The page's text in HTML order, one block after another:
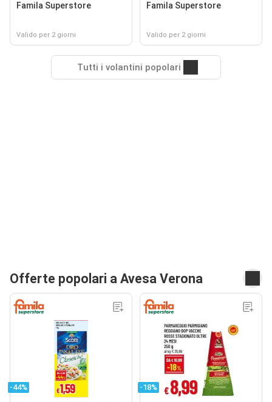
Famila Superstore
Valido per 2 giorni
Famila Superstore
Valido per 2 giorni
Tutti i volantini popolari
Offerte popolari a Avesa Verona
-44% -18%